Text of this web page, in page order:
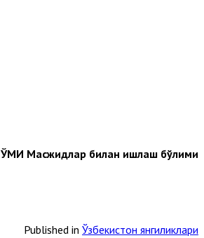
ЎМИ Масжидлар билан ишлаш бўлими
Published in Ўзбекистон янгиликлари